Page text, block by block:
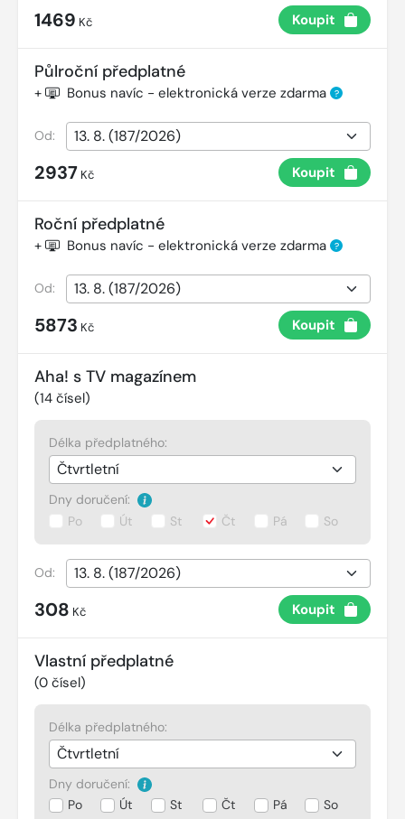
1469 Kč Koupit
Půlroční předplatné
+ Bonus navíc - elektronická verze zdarma ?
Od:
2937 Kč Koupit
Roční předplatné
+ Bonus navíc - elektronická verze zdarma ?
Od:
5873 Kč Koupit
Aha! s TV magazínem
(14 čísel)
Délka předplatného:
Dny doručení:
Po
Út St Čt Pá So
Od:
308 Kč Koupit
Vlastní předplatné
(0 čísel)
Délka předplatného:
Dny doručení:
Po
Út St Čt Pá So